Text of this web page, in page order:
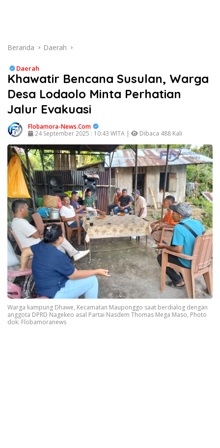
Beranda Daerah
Daerah
Khawatir Bencana Susulan, Warga
Desa Lodaolo Minta Perhatian
Jalur Evakuasi
Flobamora-News.Com
24 September 2025 : 10:43 WITA |
Dibaca 488 Kali
Warga kampung Dhawe, Kecamatan Mauponggo saat berdialog dengan
anggota DPRD Nagekeo asal Partai Nasdem Thomas Mega Maso, Photo
dok: Flobamoranews